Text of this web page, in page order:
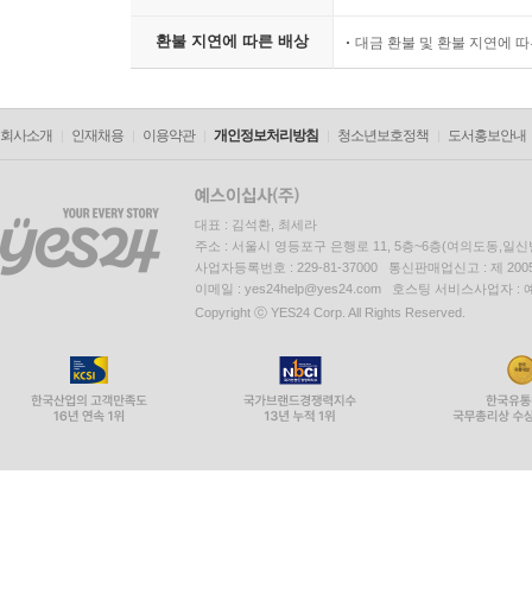
환불 지연에 따른 배상 대금 환불 및 환불 지연에
회사소개 인재채용 이용약관 개인정보처리방침 청소년보호정책 도서홍보안내
대표 : 김석환, 최세라
주소 : 서울시 영등포구 은행로 11, 5층~6층(여의도동,일신
사업자등록번호 : 229-81-37000 통신판매업신고 : 제
이메일 : yes24help@yes24.com 호스팅 서비스사업자 :
Copyright ⓒ YES24 Corp. All Rights Reserved.